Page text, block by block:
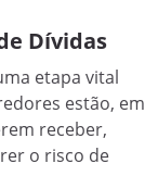
Dívidas
etapa vital
estão, em
receber,
o risco de